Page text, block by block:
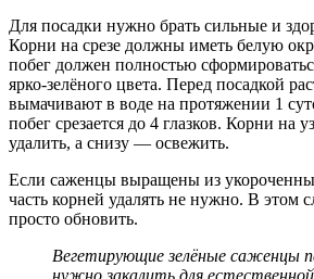
Для посадки нужно брать сильные и
Корни на срезе должны иметь белую
побег должен полностью
ярко-зелёного цвета. Перед посадкой
вымачивают в воде на протяжении 1
побег срезается до 4 глазков. Корни на
удалить, а снизу — освежить.
Если саженцы выращены из
часть корней удалять не нужно. В этом
просто обновить.
Вегетирующие зелёные саженцы